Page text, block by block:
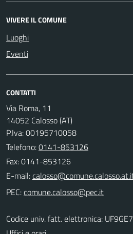
VIVERE IL COMUNE
Luoghi
Eventi
CONTATTI
Via Roma, 11
14052 Calosso (AT)
P.Iva: 00195710058
Telefono:0141-853126
Fax: 0141-853126
E-mail:
PEC:
Codice univ. fatt. elettronica: UF9GE7